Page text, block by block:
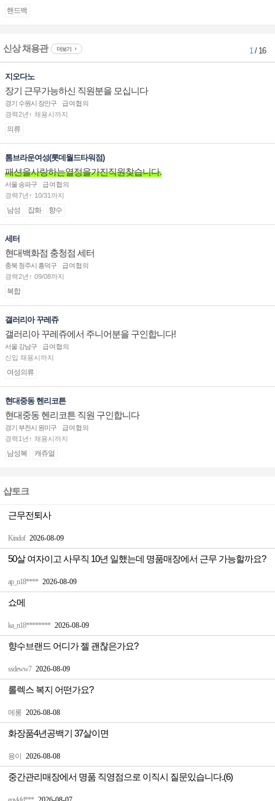
핸드백
신상 채용관 더보기 1/ 16
지오다노
장기 근무가능하신 직원분을 모십니다
경기 수원시 장안구
급여협의
경력2년↑ 채용시까지
의류
톰브라운여성(롯데월드타워점)
패션을사랑하는열정을가진직원찾습니다.
서울 송파구
급여협의
경력7년↑ 10/31까지
남성 잡화 향수
세터
현대백화점 충청점 세터
충북 청주시 흥덕구
급여협의
경력2년↑ 09/08까지
복합
갤러리아 꾸레쥬
갤러리아 꾸레쥬에서 주니어분을 구인합니다!
서울 강남구
급여협의
신입 채용시까지
여성의류
현대중동 헨리코튼
현대중동 헨리코튼 직원 구인합니다
경기 부천시 원미구
급여협의
경력1년↑ 채용시까지
남성복 캐쥬얼
샵토크
Kindof 2026-08-09
근무전퇴사
ap_n18**** 2026-08-09
50살 여자이고 사무직 10년 일했는데 명품매장에서 근무 가능할까요?
ka_n18******** 2026-08-09
쇼메
ssdeww7 2026-08-09
향수브랜드 어디가 젤 괜찮은가요?
메롱 2026-08-08
롤렉스 복지 어떤가요?
융이 2026-08-08
화장품4년공백기 37살이면
중간관리매장에서 명품 직영점으로 이직시 질문있습니다.(6)